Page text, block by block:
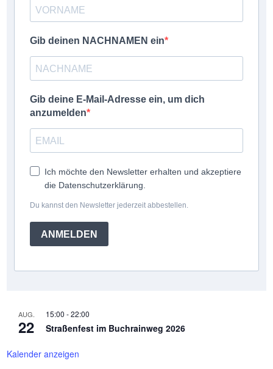
Gib deinen NACHNAMEN ein
Gib deine E-Mail-Adresse ein, um dich
anzumelden
Ich möchte den Newsletter erhalten und akzeptiere
die Datenschutzerklärung.
Du kannst den Newsletter jederzeit abbestellen.
ANMELDEN
AUG.
22
15:00 -22:00
Straßenfest im Buchrainweg 2026
Kalender anzeigen